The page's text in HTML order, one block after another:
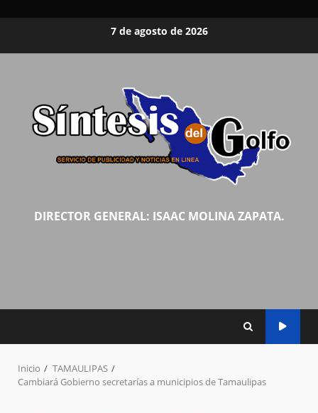
7 de agosto de 2026
DIRECTOR GENERAL: ISAAC MOLINA ZAPATA.
Inicio
TAMAULIPAS
Cambiará Gobierno secretarías a municipios de Tamaulipas